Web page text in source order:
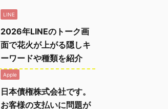
LINE
2026年LINEのトーク画
面で花火が上がる隠しキ
ーワードや種類を紹介
Apple
日本債権株式会社です。
お客様の支払いに問題が